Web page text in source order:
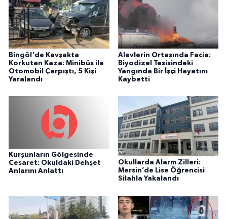
Bingöl'de Kavşakta
Korkutan Kaza: Minibüs ile
Otomobil Çarpıştı, 5 Kişi
Yaralandı
Alevlerin Ortasında Facia:
Biyodizel Tesisindeki
Yangında Bir İşçi Hayatını
Kaybetti
Kurşunların Gölgesinde
Cesaret: Okuldaki Dehşet
Anlarını Anlattı
Okullarda Alarm Zilleri:
Mersin’de Lise Öğrencisi
Silahla Yakalandı